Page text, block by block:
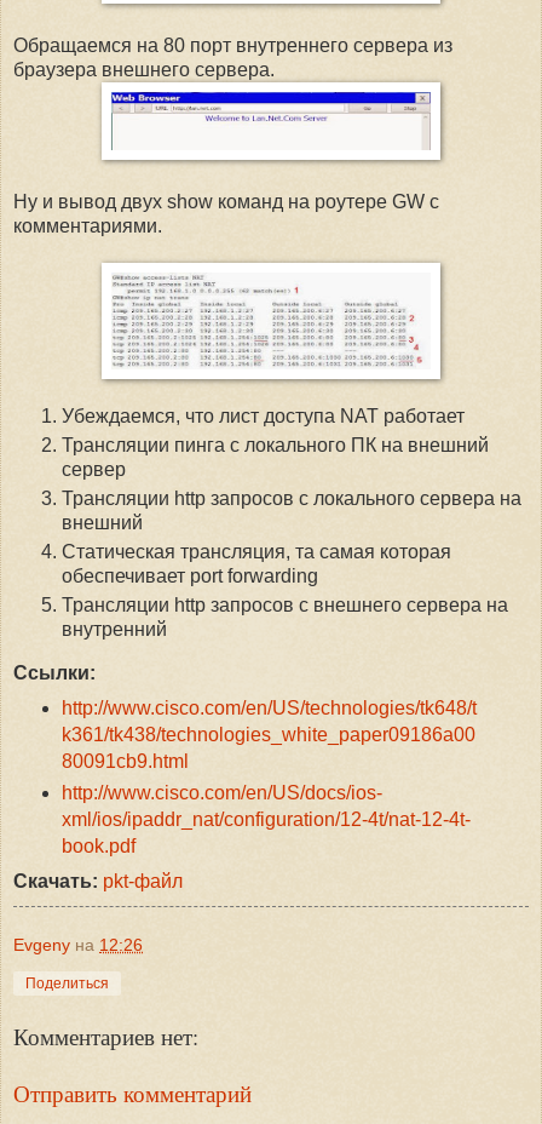
Обращаемся на 80 порт внутреннего сервера из
браузера внешнего сервера.
Ну и вывод двух show команд на роутере GW с
комментариями.
Убеждаемся, что лист доступа NAT работает
Трансляции пинга с локального ПК на внешний
сервер
Трансляции http запросов с локального сервера на
внешний
Статическая трансляция, та самая которая
обеспечивает port forwarding
Трансляции http запросов с внешнего сервера на
внутренний
Ссылки:
http://www.cisco.com/en/US/technologies/tk648/t
k361/tk438/technologies_white_paper09186a00
80091cb9.html
http://www.cisco.com/en/US/docs/ios-
xml/ios/ipaddr_nat/configuration/12-4t/nat-12-4t-
book.pdf
Скачать: pkt-файл
Evgeny на 12:26
Поделиться
Комментариев нет:
Отправить комментарий